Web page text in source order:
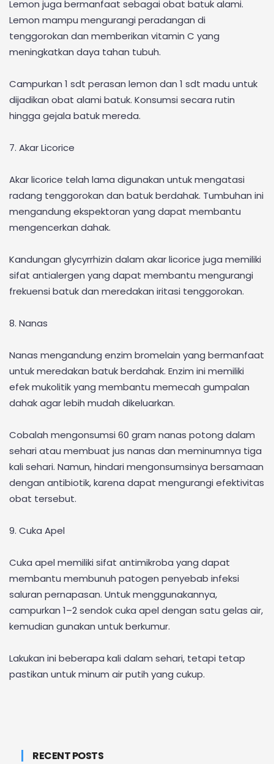
Lemon juga bermanfaat sebagai obat batuk alami.
Lemon mampu mengurangi peradangan di
tenggorokan dan memberikan vitamin C yang
meningkatkan daya tahan tubuh.
Campurkan 1 sdt perasan lemon dan 1 sdt madu untuk
dijadikan obat alami batuk. Konsumsi secara rutin
hingga gejala batuk mereda.
7. Akar Licorice
Akar licorice telah lama digunakan untuk mengatasi
radang tenggorokan dan batuk berdahak. Tumbuhan ini
mengandung ekspektoran yang dapat membantu
mengencerkan dahak.
Kandungan glycyrrhizin dalam akar licorice juga memiliki
sifat antialergen yang dapat membantu mengurangi
frekuensi batuk dan meredakan iritasi tenggorokan.
8. Nanas
Nanas mengandung enzim bromelain yang bermanfaat
untuk meredakan batuk berdahak. Enzim ini memiliki
efek mukolitik yang membantu memecah gumpalan
dahak agar lebih mudah dikeluarkan.
Cobalah mengonsumsi 60 gram nanas potong dalam
sehari atau membuat jus nanas dan meminumnya tiga
kali sehari. Namun, hindari mengonsumsinya bersamaan
dengan antibiotik, karena dapat mengurangi efektivitas
obat tersebut.
9. Cuka Apel
Cuka apel memiliki sifat antimikroba yang dapat
membantu membunuh patogen penyebab infeksi
saluran pernapasan. Untuk menggunakannya,
campurkan 1–2 sendok cuka apel dengan satu gelas air,
kemudian gunakan untuk berkumur.
Lakukan ini beberapa kali dalam sehari, tetapi tetap
pastikan untuk minum air putih yang cukup.
RECENT POSTS